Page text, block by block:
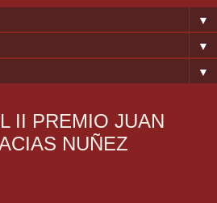
▼
▼
▼
II PREMIO JUAN
NUÑEZ